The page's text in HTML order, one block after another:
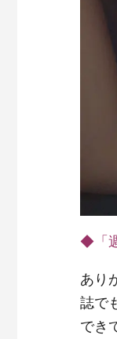
◆「
あり
誌で
でき